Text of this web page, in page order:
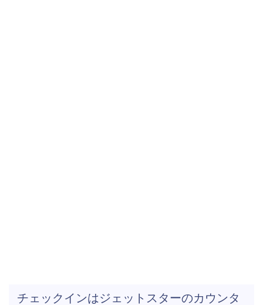
チェックインはジェットスターのカウンタ